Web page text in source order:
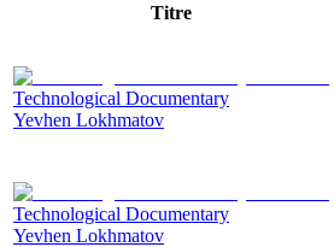
Titre
Technological Documentary
Yevhen Lokhmatov
Technological Documentary
Yevhen Lokhmatov